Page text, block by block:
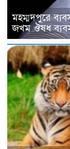
মহম্মদপুরে
জখম ঔষধ